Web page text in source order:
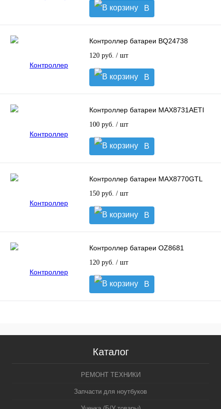
В
корзину
Контроллер батареи BQ24738
120 руб. / шт
В
корзину
Контроллер батареи MAX8731AETI
100 руб. / шт
В
корзину
Контроллер батареи MAX8770GTL
150 руб. / шт
В
корзину
Контроллер батареи OZ8681
120 руб. / шт
В
корзину
Каталог
РЕМОНТ ТЕХНИКИ
Запчасти для ноутбуков